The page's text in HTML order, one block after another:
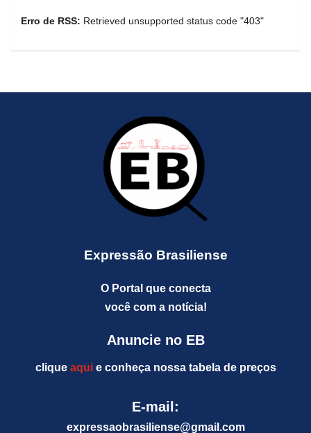
Erro de RSS: Retrieved unsupported status code "403"
Expressão Brasiliense
O Portal que conecta
você com a notícia!
Anuncie no EB
clique aquie conheça nossa tabela de preços
E-mail:
expressaobrasiliense@gmail.com